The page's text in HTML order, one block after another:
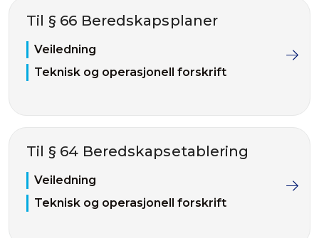
Til § 66 Beredskapsplaner
Veiledning
Teknisk og operasjonell forskrift
Til § 64 Beredskapsetablering
Veiledning
Teknisk og operasjonell forskrift